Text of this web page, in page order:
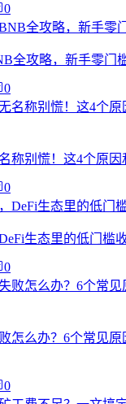
0
全攻略，新手零门
0
称别慌！这4个原
0
生态里的低门槛
0
怎么办？6个常见
0